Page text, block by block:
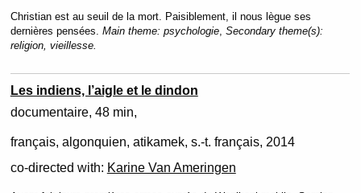
Christian est au seuil de la mort. Paisiblement, il nous lègue ses
dernières pensées. Main theme: psychologie, Secondary theme(s):
religion, vieillesse.
Les indiens, l’aigle et le dindon
documentaire 48 min
français, algonquien, atikamek, s.-t. français 2014
co-directed with: Karine Van Ameringen